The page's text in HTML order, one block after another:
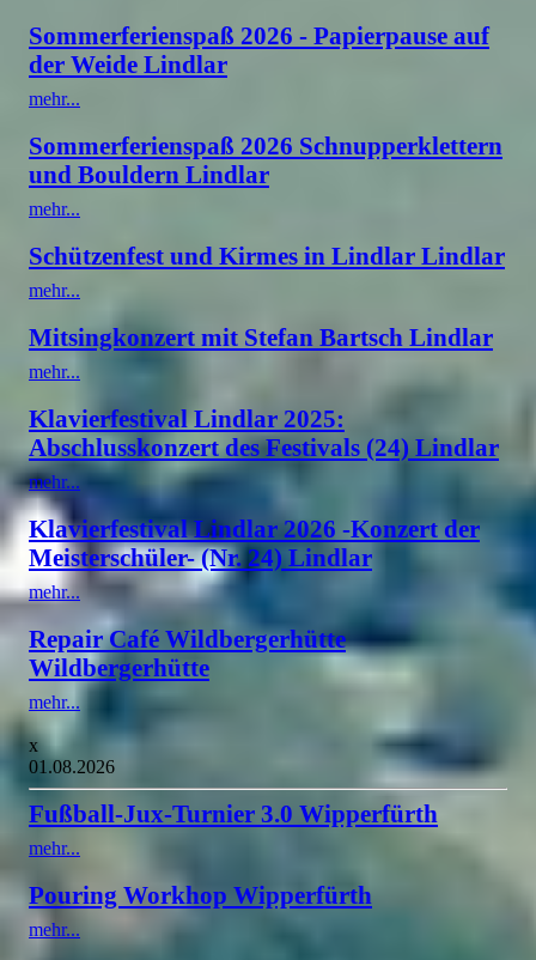
Sommerferienspaß 2026 - Papierpause auf
der Weide Lindlar
mehr...
Sommerferienspaß 2026 Schnupperklettern
und Bouldern Lindlar
mehr...
Schützenfest und Kirmes in Lindlar Lindlar
mehr...
Mitsingkonzert mit Stefan Bartsch Lindlar
mehr...
Klavierfestival Lindlar 2025:
Abschlusskonzert des Festivals (24) Lindlar
mehr...
Klavierfestival Lindlar 2026 -Konzert der
Meisterschüler- (Nr. 24) Lindlar
mehr...
Repair Café Wildbergerhütte
Wildbergerhütte
mehr...
x
01.08.2026
Fußball-Jux-Turnier 3.0 Wipperfürth
mehr...
Pouring Workhop Wipperfürth
mehr...